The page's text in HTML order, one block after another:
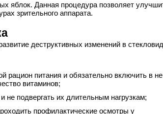
яблок. Данная процедура позволяет
зрительного аппарата.
деструктивных изменений в
рацион питания и обязательно включить в
витаминов;
не подвергать их длительным нагрузкам;
профилактические осмотры у